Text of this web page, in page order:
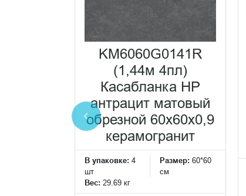
KM6060G0141R
(1,44м 4пл)
Касабланка HP
антрацит матовый
обрезной 60x60x0,9
керамогранит
В упаковке: 4
шт
Размер: 60*60
см
Вес: 29.69 кг